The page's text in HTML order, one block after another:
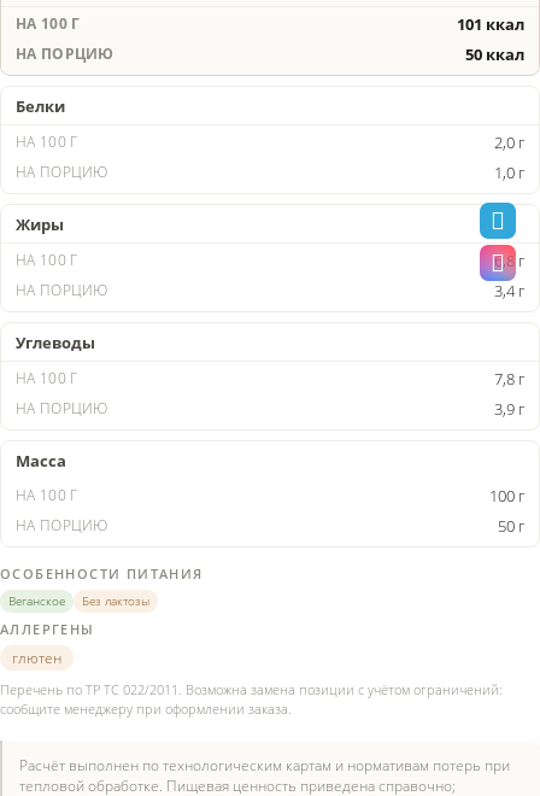
101 ккал
50 ккал
Белки
2,0 г
1,0 г
Жиры
6,8 г
3,4 г
Углеводы
7,8 г
3,9 г
Масса
100 г
50 г
ОСОБЕННОСТИ ПИТАНИЯ
Веганское Без лактозы
АЛЛЕРГЕНЫ
глютен
Перечень по ТР ТС 022/2011. Возможна замена позиции с учётом ограничений:
сообщите менеджеру при оформлении заказа.
Расчёт выполнен по технологическим картам и нормативам потерь при
тепловой обработке. Пищевая ценность приведена справочно;